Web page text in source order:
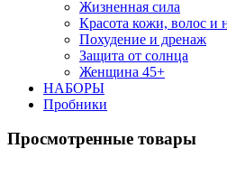
Жизненная сила
Красота кожи, волос и
Похудение и дренаж
Защита от солнца
Женщина 45+
НАБОРЫ
Пробники
Просмотренные товары